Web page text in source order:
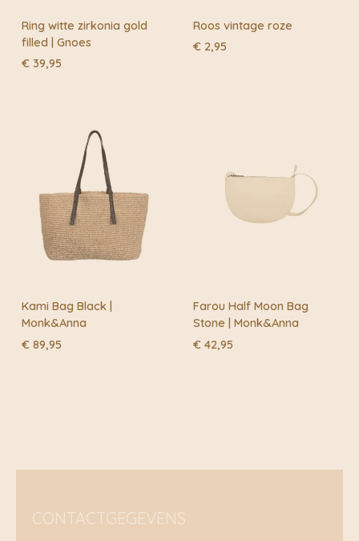
algemeen. Een nieuwe collectie begint altijd met het
onderzoeken van nieuwe kleurenpaletten en het zoeken
naar texturen. Van daaruit worden de creatieve
geesten vrijgelaten om gewoon te worden geïnspireerd
Ring witte zirkonia gold
filled | Gnoes
€ 39,95
Roos vintage roze
€ 2,95
Kami Bag Black |
Monk&Anna
€ 89,95
Farou Half Moon Bag
Stone | Monk&Anna
€ 42,95
CONTACTGEGEVENS